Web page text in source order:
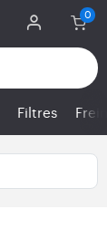
Filtres